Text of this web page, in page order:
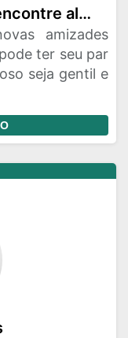
Amizade afins (LGBT🌈) /encontre alguem e seja par se quiser ❤️
amizades
ter seu par
seja gentil e